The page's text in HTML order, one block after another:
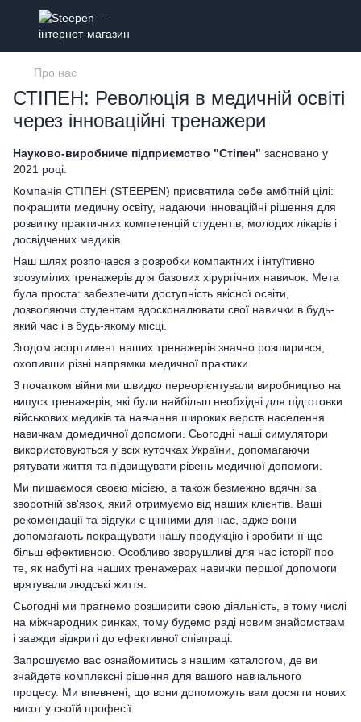
Про нас
СТІПЕН: Революція в медичній освіті
через інноваційні тренажери
Науково-виробниче підприємство "Стіпен" засновано у
2021 році.
Компанія СТІПЕН (STEEPEN) присвятила себе амбітній цілі:
покращити медичну освіту, надаючи інноваційні рішення для
розвитку практичних компетенцій студентів, молодих лікарів і
досвідчених медиків.
Наш шлях розпочався з розробки компактних і інтуїтивно
зрозумілих тренажерів для базових хірургічних навичок. Мета
була проста: забезпечити доступність якісної освіти,
дозволяючи студентам вдосконалювати свої навички в будь-
який час і в будь-якому місці.
Згодом асортимент наших тренажерів значно розширився,
охопивши різні напрямки медичної практики.
З початком війни ми швидко переорієнтували виробництво на
випуск тренажерів, які були найбільш необхідні для підготовки
військових медиків та навчання широких верств населення
навичкам домедичної допомоги. Сьогодні наші симулятори
використовуються у всіх куточках України, допомагаючи
рятувати життя та підвищувати рівень медичної допомоги.
Ми пишаємося своєю місією, а також безмежно вдячні за
зворотній зв'язок, який отримуємо від наших клієнтів. Ваші
рекомендації та відгуки є цінними для нас, адже вони
допомагають покращувати нашу продукцію і зробити її ще
більш ефективною. Особливо зворушливі для нас історії про
те, як набуті на наших тренажерах навички першої допомоги
врятували людські життя.
Сьогодні ми прагнемо розширити свою діяльність, в тому числі
на міжнародних ринках, тому будемо раді новим знайомствам
і завжди відкриті до ефективної співпраці.
Запрошуємо вас ознайомитись з нашим каталогом, де ви
знайдете комплексні рішення для вашого навчального
процесу. Ми впевнені, що вони допоможуть вам досягти нових
висот у своїй професії.